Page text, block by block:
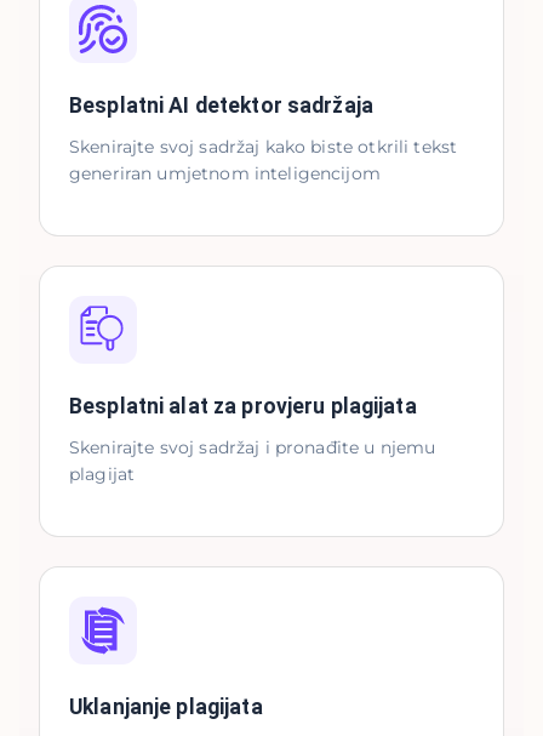
Besplatni AI detektor sadržaja
Skenirajte svoj sadržaj kako biste otkrili tekst
generiran umjetnom inteligencijom
Besplatni alat za provjeru plagijata
Skenirajte svoj sadržaj i pronađite u njemu
plagijat
Uklanjanje plagijata